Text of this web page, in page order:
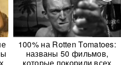
100% на Rotten Tomatoes:
названы 50 фильмов,
которые покорили всех